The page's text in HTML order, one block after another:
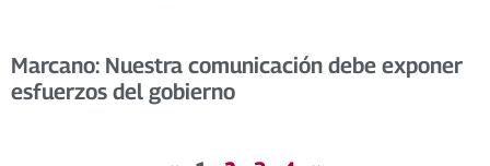
Marcano: Nuestra comunicación debe exponer
esfuerzos del gobierno